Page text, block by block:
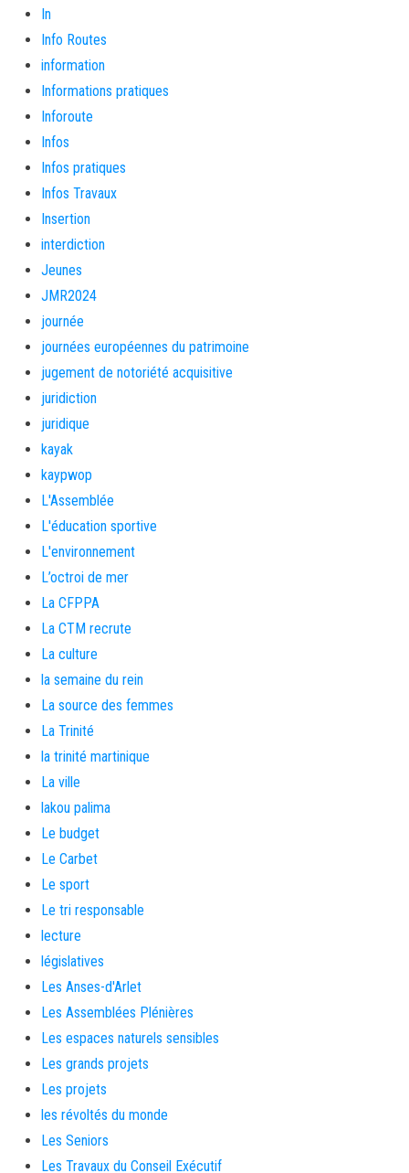
In
Info Routes
information
Informations pratiques
Inforoute
Infos
Infos pratiques
Infos Travaux
Insertion
interdiction
Jeunes
JMR2024
journée
journées européennes du patrimoine
jugement de notoriété acquisitive
juridiction
juridique
kayak
kaypwop
L'Assemblée
L'éducation sportive
L'environnement
L’octroi de mer
La CFPPA
La CTM recrute
La culture
la semaine du rein
La source des femmes
La Trinité
la trinité martinique
La ville
lakou palima
Le budget
Le Carbet
Le sport
Le tri responsable
lecture
législatives
Les Anses-d'Arlet
Les Assemblées Plénières
Les espaces naturels sensibles
Les grands projets
Les projets
les révoltés du monde
Les Seniors
Les Travaux du Conseil Exécutif